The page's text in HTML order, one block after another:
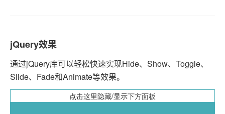
jQuery效果
通过jQuery库可以轻松快速实现Hide、Show、Toggle、
Slide、Fade和Animate等效果。
点击这里隐藏/显示下方面板